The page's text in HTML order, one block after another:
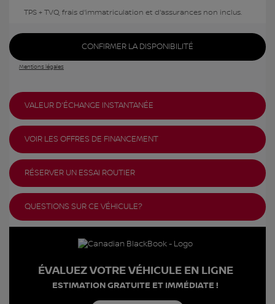
TPS + TVQ, frais d'immatriculation et d'assurances non inclus.
CONFIRMER LA DISPONIBILITÉ
Mentions légales
VALEUR D'ÉCHANGE INSTANTANÉE
VOIR LES OFFRES DE FINANCEMENT
RÉSERVER UN ESSAI ROUTIER
QUESTIONS SUR CE VÉHICULE?
ÉVALUEZ VOTRE VÉHICULE EN LIGNE
ESTIMATION GRATUITE ET IMMÉDIATE !